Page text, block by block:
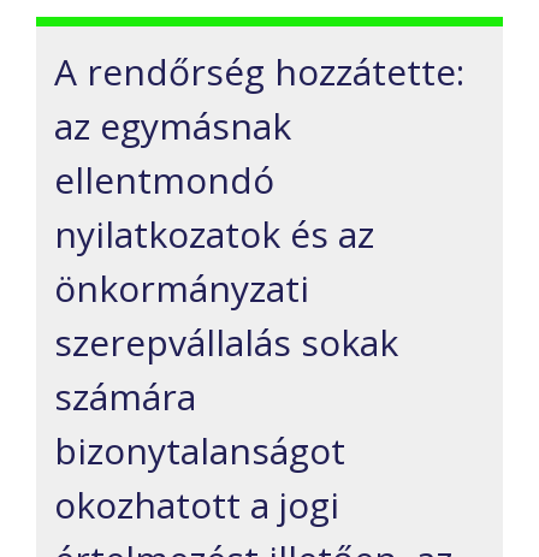
A rendőrség hozzátette:
az egymásnak
ellentmondó
nyilatkozatok és az
önkormányzati
szerepvállalás sokak
számára
bizonytalanságot
okozhatott a jogi